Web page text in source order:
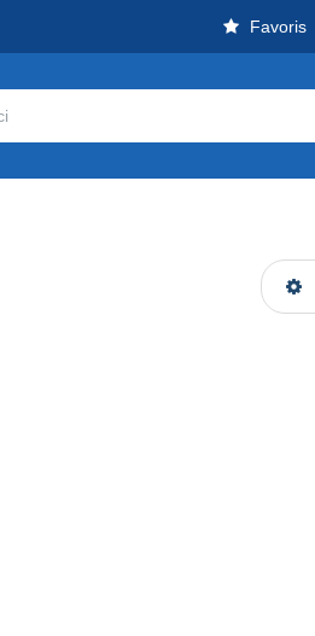
Favoris